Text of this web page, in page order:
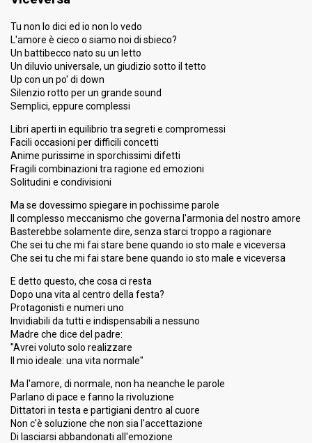
Demoscopic 9.78%
10.30%
Running order
15
SUPERFINAL
Place 2nd
Percent Total 33.94%
Tele 38.85%
Press
24.16%
Running order
2
Tu non lo dici ed io non lo vedo
L'amore è cieco o siamo noi di sbieco?
Un battibecco nato su un letto
Un diluvio universale, un giudizio sotto il tetto
Up con un po' di down
Silenzio rotto per un grande sound
Semplici, eppure complessi
Libri aperti in equilibrio tra segreti e compromessi
Facili occasioni per difficili concetti
Anime purissime in sporchissimi difetti
Fragili combinazioni tra ragione ed emozioni
Solitudini e condivisioni
Ma se dovessimo spiegare in pochissime parole
Il complesso meccanismo che governa l'armonia del nostro amore
Basterebbe solamente dire, senza starci troppo a ragionare
Che sei tu che mi fai stare bene quando io sto male e viceversa
Che sei tu che mi fai stare bene quando io sto male e viceversa
E detto questo, che cosa ci resta
Dopo una vita al centro della festa?
Protagonisti e numeri uno
Invidiabili da tutti e indispensabili a nessuno
Madre che dice del padre:
"Avrei voluto solo realizzare
Il mio ideale: una vita normale"
Ma l'amore, di normale, non ha neanche le parole
Parlano di pace e fanno la rivoluzione
Dittatori in testa e partigiani dentro al cuore
Non c'è soluzione che non sia l'accettazione
Di lasciarsi abbandonati all'emozione